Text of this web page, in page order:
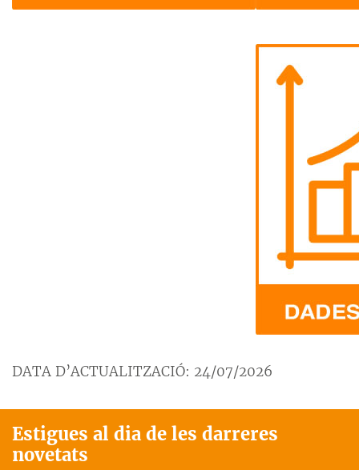
DATA D’ACTUALITZACIÓ: 24/07/2026
Estigues al dia de les darreres
novetats